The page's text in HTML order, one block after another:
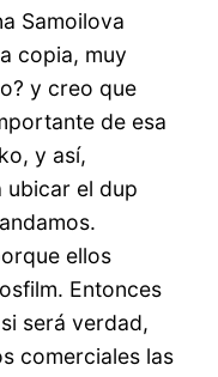
Samoilova
copia, muy
y creo que
de esa
y así,
ubicar el dup
ellos
Entonces
será verdad,
comerciales las